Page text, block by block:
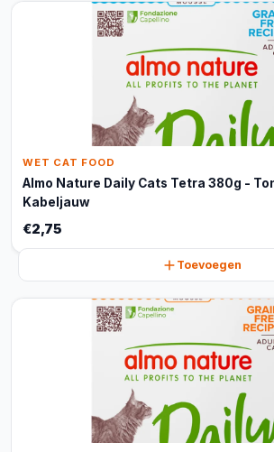
WET CAT FOOD
Almo Nature Daily Cats Tetra 380g -
Kabeljauw
€2,75
Toevoegen